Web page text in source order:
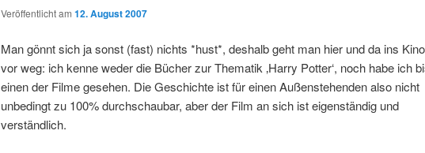
Veröffentlicht am 12. August 2007
Man gönnt sich ja sonst (fast) nichts *hust*, deshalb geht man hier und da ins
vor weg: ich kenne weder die Bücher zur Thematik ‚Harry Potter‘, noch habe ich
einen der Filme gesehen. Die Geschichte ist für einen Außenstehenden also nicht
unbedingt zu 100% durchschaubar, aber der Film an sich ist eigenständig und
verständlich.